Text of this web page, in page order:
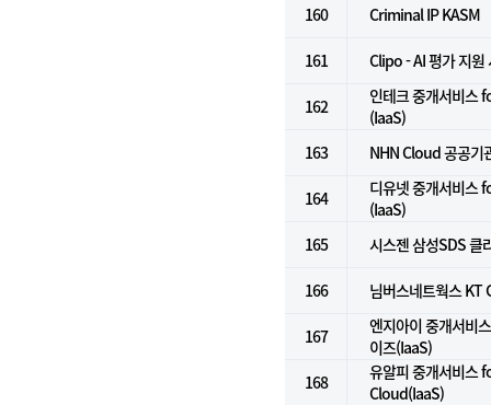
160 Criminal IP KASM
161 Clipo - AI 평가 지원
162
인테크 중개서비스
(IaaS)
163
NHN Cloud 공공기
164
디유넷 중개서비스
(IaaS)
165
시스젠 삼성SDS 클
166 님버스네트웍스 KT
167
엔지아이 중개서비
이즈(IaaS)
168
유알피 중개서비스
Cloud(IaaS)